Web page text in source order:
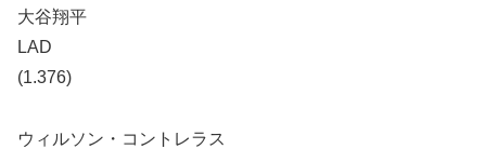
大谷翔平
LAD
(1.376)
ウィルソン・コントレラス